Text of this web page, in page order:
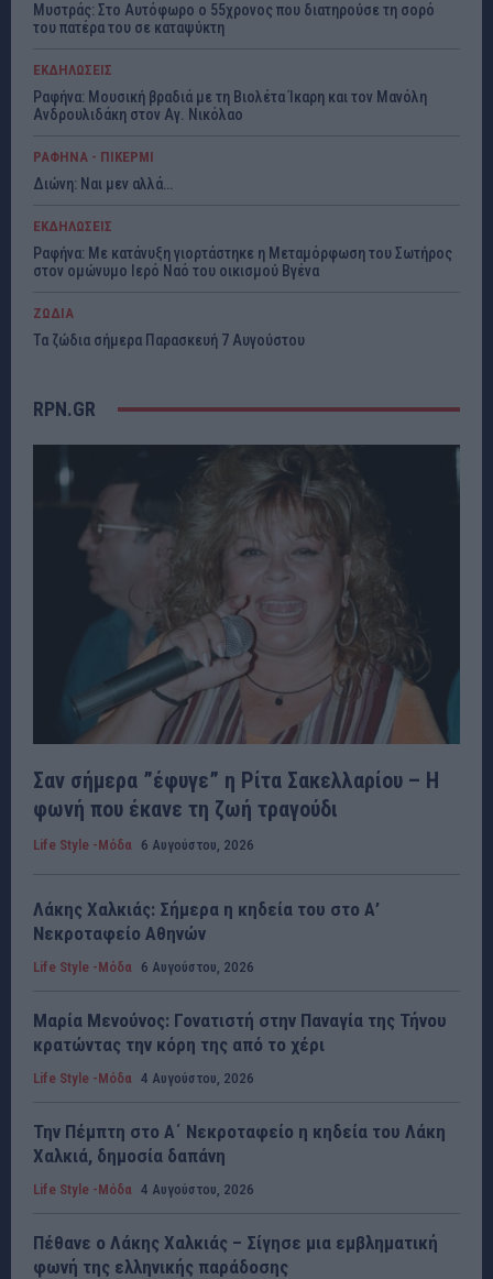
Μυστράς: Στο Αυτόφωρο ο 55χρονος που διατηρούσε τη σορό
του πατέρα του σε καταψύκτη
ΕΚΔΗΛΩΣΕΙΣ
Ραφήνα: Μουσική βραδιά με τη Βιολέτα Ίκαρη και τον Μανόλη
Ανδρουλιδάκη στον Αγ. Νικόλαο
ΡΑΦΗΝΑ - ΠΙΚΕΡΜΙ
Διώνη: Ναι μεν αλλά…
ΕΚΔΗΛΩΣΕΙΣ
Ραφήνα: Με κατάνυξη γιορτάστηκε η Μεταμόρφωση του Σωτήρος
στον ομώνυμο Ιερό Ναό του οικισμού Βγένα
ΖΩΔΙΑ
Τα ζώδια σήμερα Παρασκευή 7 Αυγούστου
RPN.GR
Σαν σήμερα ”έφυγε” η Ρίτα Σακελλαρίου – Η
φωνή που έκανε τη ζωή τραγούδι
Life Style -Μόδα 6 Αυγούστου, 2026
Λάκης Χαλκιάς: Σήμερα η κηδεία του στο Α’
Νεκροταφείο Αθηνών
Life Style -Μόδα 6 Αυγούστου, 2026
Μαρία Μενούνος: Γονατιστή στην Παναγία της Τήνου
κρατώντας την κόρη της από το χέρι
Life Style -Μόδα 4 Αυγούστου, 2026
Την Πέμπτη στο Α΄ Νεκροταφείο η κηδεία του Λάκη
Χαλκιά, δημοσία δαπάνη
Life Style -Μόδα 4 Αυγούστου, 2026
Πέθανε ο Λάκης Χαλκιάς – Σίγησε μια εμβληματική
φωνή της ελληνικής παράδοσης